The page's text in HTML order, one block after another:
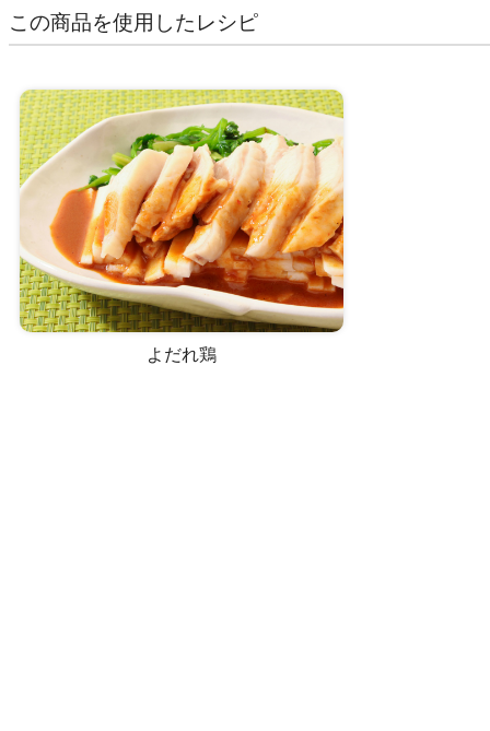
この商品を使用したレシピ
よだれ鶏